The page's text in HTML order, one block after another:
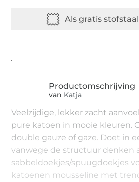
van Katja
Veelzijdige, lekker zacht
pure katoen in mooie kleuren.
double gauze of gaze. Doet in
vanwege de structuur denken
sabbeldoekjes/spuugdoekjes
katoenen mousseline met